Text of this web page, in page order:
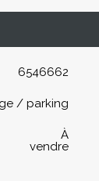
6546662
/ parking
À
vendre